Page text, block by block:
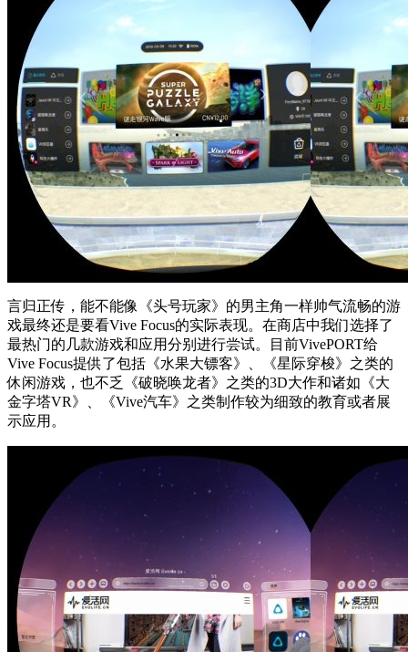
言归正传，能不能像《头号玩家》的男主角一样帅气流畅的游
戏最终还是要看Vive Focus的实际表现。在商店中我们选择了
最热门的几款游戏和应用分别进行尝试。目前VivePORT给
Vive Focus提供了包括《水果大镖客》、《星际穿梭》之类的
休闲游戏，也不乏《破晓唤龙者》之类的3D大作和诸如《大
金字塔VR》、《Vive汽车》之类制作较为细致的教育或者展
示应用。